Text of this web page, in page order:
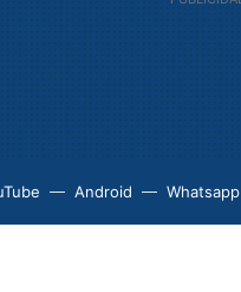
Android Whatsapp